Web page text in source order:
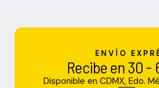
ENVÍO
Recibe en 30 -
Disponible en CDMX, Edo.